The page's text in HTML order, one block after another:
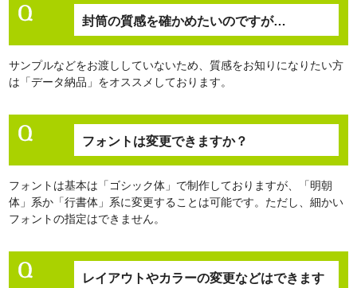
封筒の質感を確かめたいのですが…
サンプルなどをお渡ししていないため、質感をお知りになりたい方
は「データ納品」をオススメしております。
フォントは変更できますか？
フォントは基本は「ゴシック体」で制作しておりますが、「明朝
体」系か「行書体」系に変更することは可能です。ただし、細かい
フォントの指定はできません。
レイアウトやカラーの変更などはできます